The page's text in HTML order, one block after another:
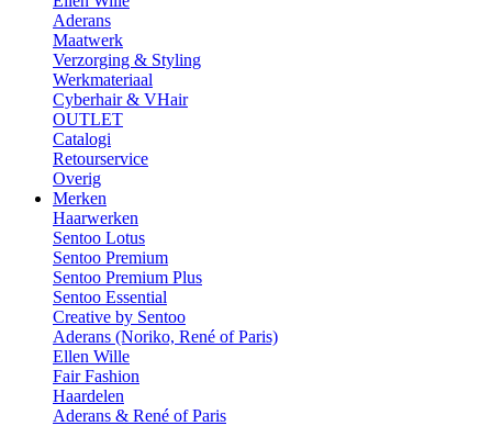
Aderans
Maatwerk
Verzorging & Styling
Werkmateriaal
Cyberhair & VHair
OUTLET
Catalogi
Retourservice
Overig
Merken
Haarwerken
Sentoo Lotus
Sentoo Premium
Sentoo Premium Plus
Sentoo Essential
Creative by Sentoo
Aderans (Noriko, René of Paris)
Ellen Wille
Fair Fashion
Haardelen
Aderans & René of Paris